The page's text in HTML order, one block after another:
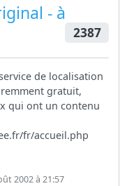
- à
2387
de localisation
gratuit,
qui ont un contenu
fr/accueil.php
2002 à 21:57